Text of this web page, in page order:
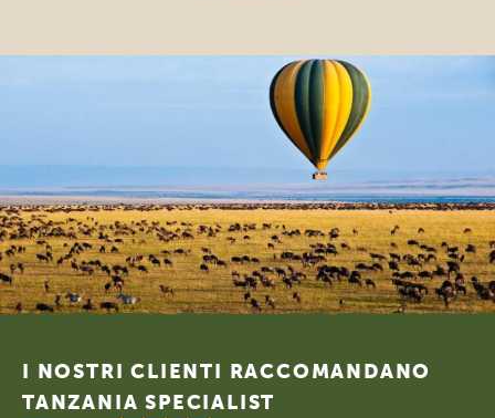
I NOSTRI CLIENTI RACCOMANDANO
TANZANIA SPECIALIST